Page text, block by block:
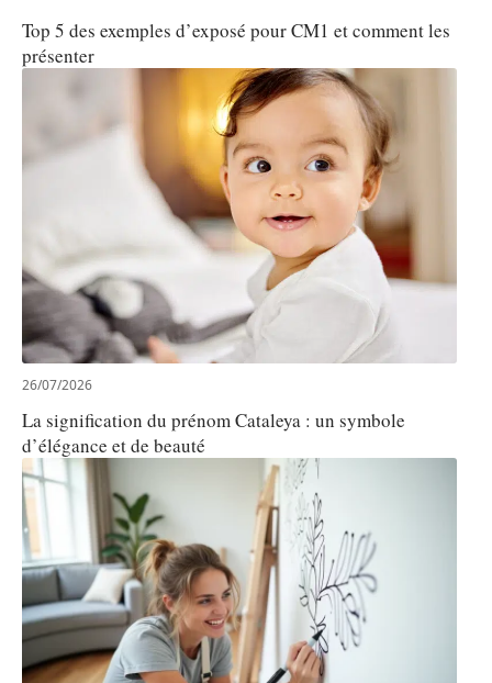
Top 5 des exemples d’exposé pour CM1 et comment les
présenter
26/07/2026
La signification du prénom Cataleya : un symbole
d’élégance et de beauté